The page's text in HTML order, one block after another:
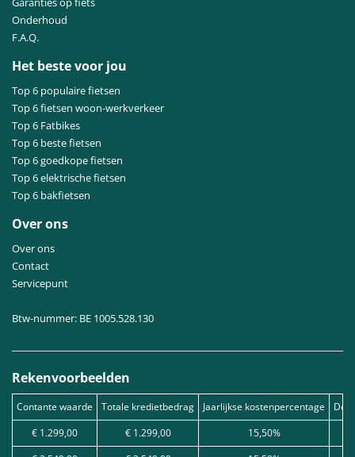
Onderhoud
F.A.Q.
Het beste voor jou
Top 6 populaire fietsen
Top 6 fietsen woon-werkverkeer
Top 6 Fatbikes
Top 6 beste fietsen
Top 6 goedkope fietsen
Top 6 elektrische fietsen
Top 6 bakfietsen
Over ons
Over ons
Contact
Servicepunt
Btw-nummer: BE 1005.528.130
Rekenvoorbeelden
Contante waarde Totale kredietbedrag Jaarlijkse kostenpercentage
€ 1.299,00
€ 1.299,00
15,50%